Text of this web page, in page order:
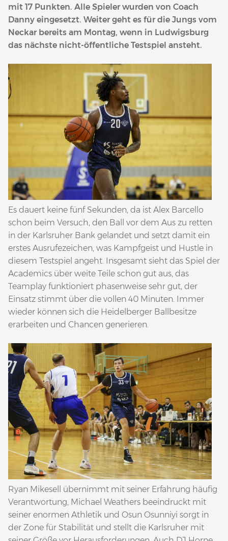
mit 17 Punkten. Alle Spieler wurden von Coach
Danny eingesetzt. Weiter geht es für die Jungs vom
Neckar bereits am Montag, wenn in Ludwigsburg
das nächste nicht-öffentliche Testspiel ansteht.
Es dauert keine fünf Sekunden, da ist Alex Barcello
schon beim Versuch, den Ball vor dem Aus zu retten
in der Karlsruher Bank gelandet und setzt damit ein
erstes Ausrufezeichen, was Kampfgeist und Hustle in
diesem Testspiel angeht. Insgesamt sieht das Spiel der
Academics über weite Teile schon gut aus, das
Teamplay funktioniert phasenweise sehr gut, der
Einsatz stimmt über die vollen 40 Minuten. Immer
wieder können sich die Heidelberger Ballbesitze
erarbeiten und Chancen generieren.
Ryan Mikesell übernimmt mit seiner Erfahrung häufig
Verantwortung, Michael Weathers beeindruckt mit
seiner enormen Athletik und Osun Osunniyi sorgt in
der Zone für Stabilität und stellt die Karlsruher mit